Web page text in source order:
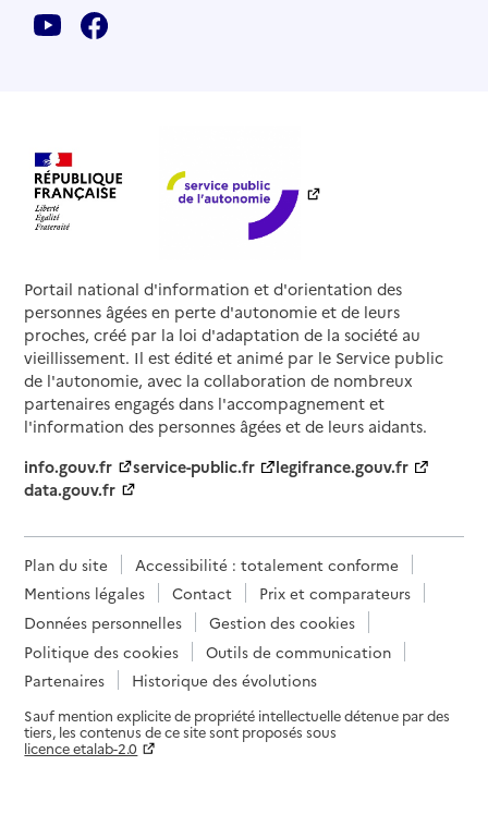
Portail national d'information et d'orientation des
personnes âgées en perte d'autonomie et de leurs
proches, créé par la loi d'adaptation de la société au
vieillissement. Il est édité et animé par le Service public
de l'autonomie, avec la collaboration de nombreux
partenaires engagés dans l'accompagnement et
l'information des personnes âgées et de leurs aidants.
info.gouv.fr
service-public.fr
legifrance.gouv.fr
data.gouv.fr
Plan du site
Accessibilité : totalement conforme
Mentions légales
Contact
Prix et comparateurs
Données personnelles
Gestion des cookies
Politique des cookies
Outils de communication
Partenaires
Historique des évolutions
Sauf mention explicite de propriété intellectuelle détenue par des
tiers, les contenus de ce site sont proposés sous
licence etalab-2.0